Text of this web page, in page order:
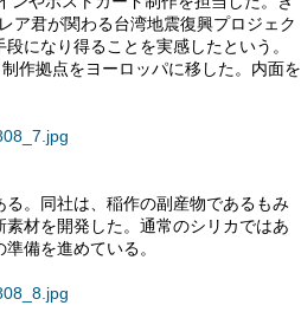
ア君が関わる台湾地震復興プロジェク
になり得ることを実感したという。
作拠点をヨーロッパに移した。内面を
。同社は、稲作の副産物であるもみ
材を開発した。通常のシリカではあ
備を進めている。